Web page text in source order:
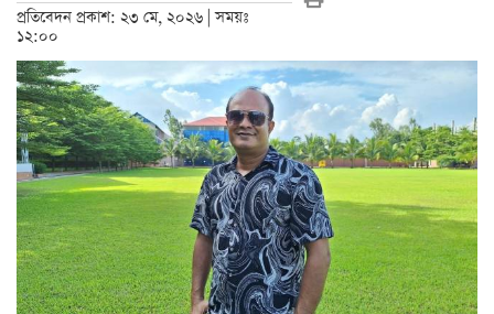
প্রতিবেদন প্রকাশ: ২৩ মে, ২০২৬ | সময়ঃ
১২:০০